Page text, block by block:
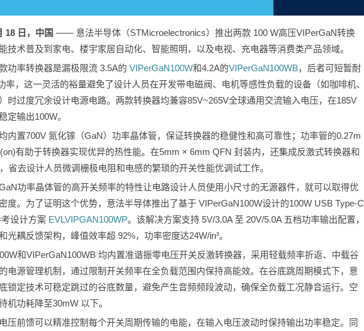
18 日，中国 —— 意法半导体（STMicroelectronics）推出两款 100 W高压VIPerGaN转换
技术普及到家电、楼宇家居自动化、智能照明，以及电视、充电器等消费类产品领域。
功率转换器是漏极限流 3.5A的 VIPerGaN100W和4.2A的VIPerGaN100WB，后者可短暂耐
率，这一灵活的裕量避免了设计人员在开发带电磁阀、电机等感性负载的设备（如咖啡机、
时过度冗余设计电源电路。两款转换器均兼容85V~265V全球通用交流输入电压，在185V
定输出100W。
内置700V 氮化镓（GaN）功率晶体管，保证转换器的稳健性和高可靠性；功率管的0.27m
有助于转换器实现优异的热性能。在5mm × 6mm QFN 封装内，还集成反激式转换器和
省去设计人员微调栅极电阻和电感的繁琐的开关性能优调试工作。
功率晶体管的高开关频率的特性让电路设计人员使用小尺寸的无源器件，就可以取得优
度。为了证明这个优势，意法半导体推出了基于 VIPerGaN100W设计的100W USB Type-C
设计方案 EVLVIPGAN100WP。该解决方案支持 5V/3.0A 至 20V/5.0A 五档功率输出配置，
光耦反馈架构，峰值效率超 92%，功率密度达24W/in³。
和VIPerGaN100WB 均内置准谐振零电压开关反激转换器，采用轻载频率折返、中载谷
电源管理机制，通过限制开关频率在全负载范围内保持高能效。在谷底跳周期模式下，意
锁定技术可稳定跳过的谷底数量，避免产生音频频段波动，确保全负载工况静音运行。空
机功耗降至30mW 以下。
压前馈可以精准控制每个开关周期传输的电能，在输入电压波动时保持输出功率稳定。同